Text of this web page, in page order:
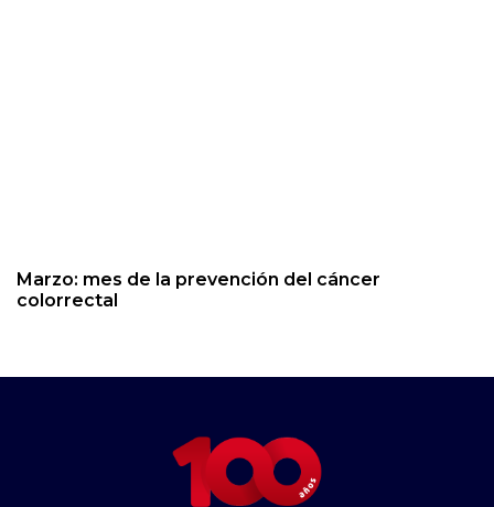
Marzo: mes de la prevención del cáncer
colorrectal